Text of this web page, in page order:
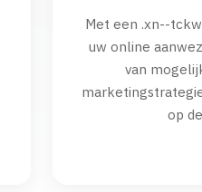
Met een .xn--
uw online
van
op